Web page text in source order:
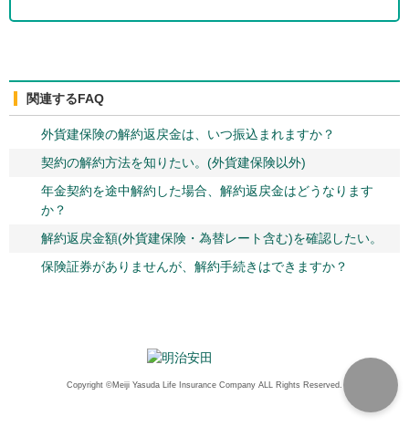
関連するFAQ
外貨建保険の解約返戻金は、いつ振込まれますか？
契約の解約方法を知りたい。(外貨建保険以外)
年金契約を途中解約した場合、解約返戻金はどうなります
か？
解約返戻金額(外貨建保険・為替レート含む)を確認したい。
保険証券がありませんが、解約手続きはできますか？
Copyright ©Meiji Yasuda Life Insurance Company ALL Rights Reserved.